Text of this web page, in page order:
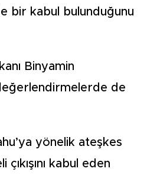
bir kabul bulunduğunu
Binyamin
de
yönelik ateşkes
çıkışını kabul eden